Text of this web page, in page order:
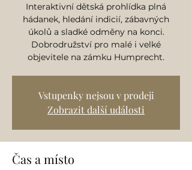
Interaktivní dětská prohlídka plná
hádanek, hledání indicií, zábavných
úkolů a sladké odměny na konci.
Dobrodružství pro malé i velké
objevitele na zámku Humprecht.
Vstupenky nejsou v prodeji
Zobrazit další události
Čas a místo